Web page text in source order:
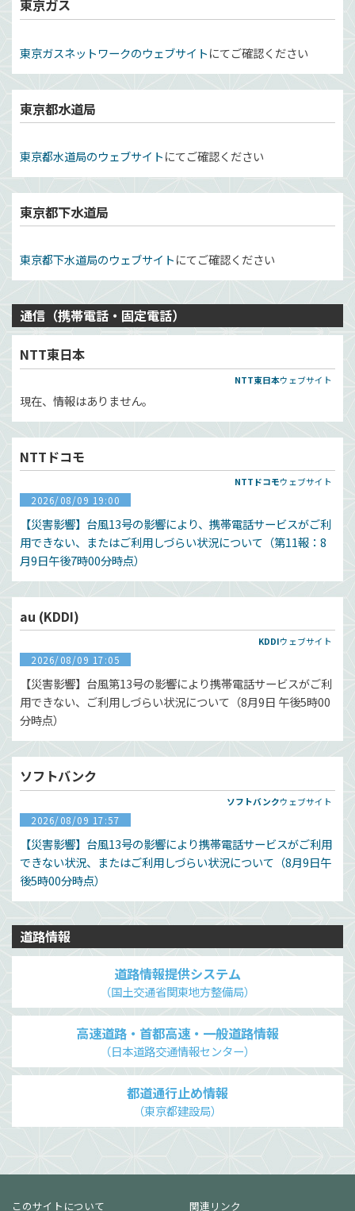
東京ガス
東京ガスネットワークのウェブサイトにてご確認ください
東京都水道局
東京都水道局のウェブサイトにてご確認ください
東京都下水道局
東京都下水道局のウェブサイトにてご確認ください
通信（携帯電話・固定電話）
NTT東日本
NTT東日本ウェブサイト
現在、情報はありません。
NTTドコモ
NTTドコモウェブサイト
2026/08/09 19:00
【災害影響】台風13号の影響により、携帯電話サービスがご利
用できない、またはご利用しづらい状況について（第11報：8
月9日午後7時00分時点）
au (KDDI)
KDDIウェブサイト
2026/08/09 17:05
【災害影響】台風第13号の影響により携帯電話サービスがご利
用できない、ご利用しづらい状況について（8月9日 午後5時00
分時点）
ソフトバンク
ソフトバンクウェブサイト
2026/08/09 17:57
【災害影響】台風13号の影響により携帯電話サービスがご利用
できない状況、またはご利用しづらい状況について（8月9日午
後5時00分時点）
道路情報
道路情報提供システム
（国土交通省関東地方整備局）
高速道路・首都高速・一般道路情報
（日本道路交通情報センター）
都道通行止め情報
（東京都建設局）
このサイトについて 関連リンク